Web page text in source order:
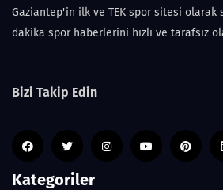
Gaziantep'in ilk ve TEK spor sitesi olarak
dakika spor haberlerini hızlı ve tarafsız
Bizi Takip Edin
Kategoriler